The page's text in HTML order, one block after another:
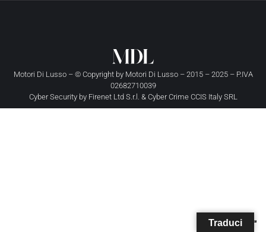
Motori Di Lusso – © Copyright by Motori Di Lusso– 2015 – 2025 – P.IVA
02682710039
Cyber Security by Firenet Ltd S.r.l. & Cyber Crime CCIS Italy SRL
Traduci